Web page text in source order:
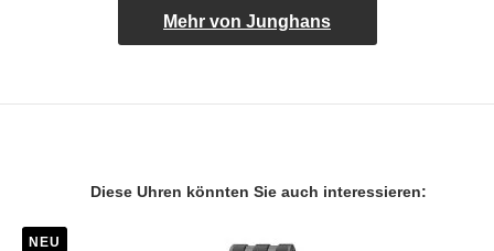
Mehr von Junghans
Diese Uhren könnten Sie auch interessieren:
NEU